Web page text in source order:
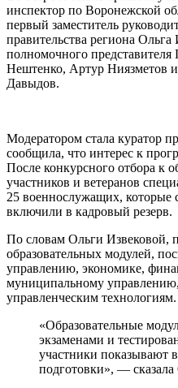
инспектор по Воронежской
первый заместитель
правительства региона Ольга
полномочного
Нештенко, Артур Ниязметов
Давыдов.
Модератором стала куратор
сообщила, что интерес к
После конкурсного отбора к
участников и ветеранов
25 военнослужащих, которые
включили в кадровый резерв.
По словам Ольги Извековой,
образовательных модулей,
управлению, экономике,
муниципальному
управленческим технологиям.
«Образовательные
экзаменами и
участники показывают
подготовки», — сказала